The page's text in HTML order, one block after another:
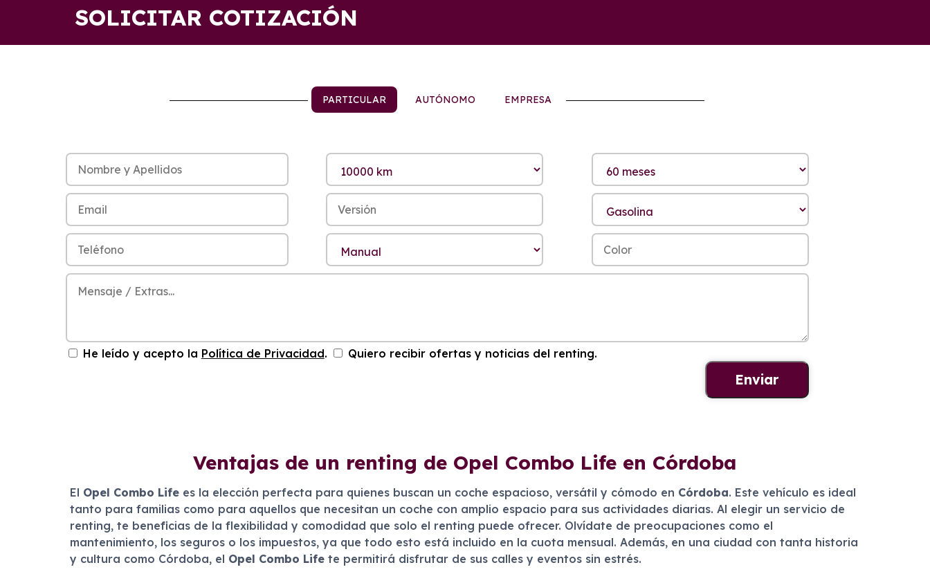
SOLICITAR COTIZACIÓN
PARTICULAR AUTÓNOMO EMPRESA
He leído y acepto la Política de Privacidad. Quiero recibir ofertas y noticias del renting.
Ventajas de un renting de Opel Combo Life en Córdoba
El Opel Combo Lifees la elección perfecta para quienes buscan un coche espacioso, versátil y cómodo en Córdoba. Este vehículo es ideal
tanto para familias como para aquellos que necesitan un coche con amplio espacio para sus actividades diarias. Al elegir un servicio de
renting, te beneficias de la flexibilidad y comodidad que solo el renting puede ofrecer. Olvídate de preocupaciones como el
mantenimiento, los seguros o los impuestos, ya que todo esto está incluido en la cuota mensual. Además, en una ciudad con tanta historia
y cultura como Córdoba, el Opel Combo Lifete permitirá disfrutar de sus calles y eventos sin estrés.